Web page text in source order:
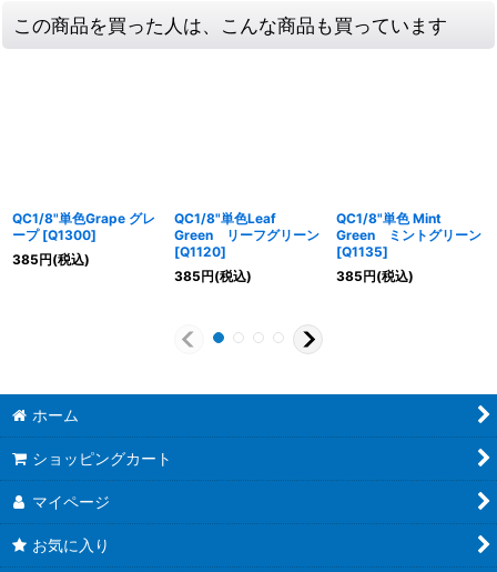
この商品を買った人は、こんな商品も買っています
QC1/8"単色Grape グレ
ープ [Q1300]
385円(税込)
QC1/8"単色Leaf
Green リーフグリーン
[Q1120]
385円(税込)
QC1/8"単色 Mint
Green ミントグリーン
[Q1135]
385円(税込)
ホーム
ショッピングカート
マイページ
お気に入り